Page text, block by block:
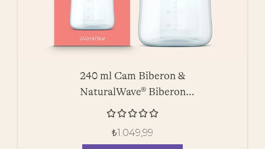
240 ml Cam Biberon &
NaturalWave® Biberon
Emziği

₺1.049,99